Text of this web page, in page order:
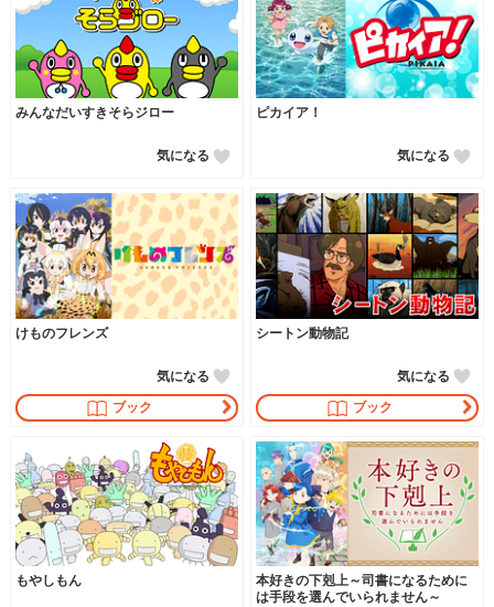
みんなだいすきそらジロー
気になる
ピカイア！
気になる
けものフレンズ
ブック
気になる
シートン動物記
ブック
気になる
もやしもん
本好きの下剋上～司書になるために
は手段を選んでいられません～